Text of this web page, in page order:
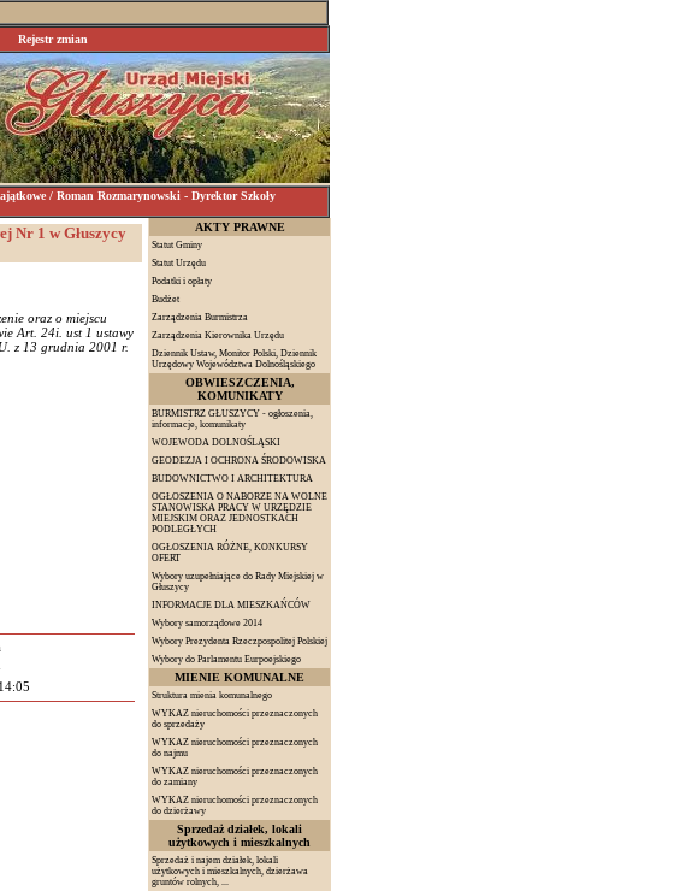
Rejestr zmian
/ Roman Rozmarynowski - Dyrektor Szkoły
Nr 1 w Głuszycy
oraz o miejscu
Art. 24i. ust 1 ustawy
z 13 grudnia 2001 r.
AKTY PRAWNE
Statut Gminy
Statut Urzędu
Podatki i opłaty
Budżet
Zarządzenia Burmistrza
Zarządzenia Kierownika Urzędu
Dziennik Ustaw, Monitor Polski, Dziennik
Urzędowy Województwa Dolnośląskiego
OBWIESZCZENIA,
KOMUNIKATY
BURMISTRZ GŁUSZYCY - ogłoszenia,
informacje, komunikaty
WOJEWODA DOLNOŚLĄSKI
GEODEZJA I OCHRONA ŚRODOWISKA
BUDOWNICTWO I ARCHITEKTURA
OGŁOSZENIA O NABORZE NA WOLNE
STANOWISKA PRACY W URZĘDZIE
MIEJSKIM ORAZ JEDNOSTKACH
PODLEGŁYCH
OGŁOSZENIA RÓŻNE, KONKURSY
OFERT
Wybory uzupełniające do Rady Miejskiej w
Głuszycy
INFORMACJE DLA MIESZKAŃCÓW
Wybory samorządowe 2014
Wybory Prezydenta Rzeczpospolitej Polskiej
Wybory do Parlamentu Eurpoejskiego
MIENIE KOMUNALNE
Struktura mienia komunalnego
WYKAZ nieruchomości przeznaczonych
do sprzedaży
WYKAZ nieruchomości przeznaczonych
do najmu
WYKAZ nieruchomości przeznaczonych
do zamiany
WYKAZ nieruchomości przeznaczonych
do dzierżawy
Sprzedaż działek, lokali
użytkowych i mieszkalnych
Sprzedaż i najem działek, lokali
użytkowych i mieszkalnych, dzierżawa
gruntów rolnych, ...